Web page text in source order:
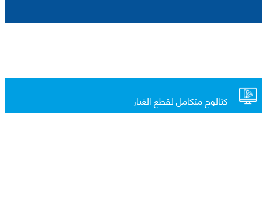
كتالوج متكامل لقطع الغيار